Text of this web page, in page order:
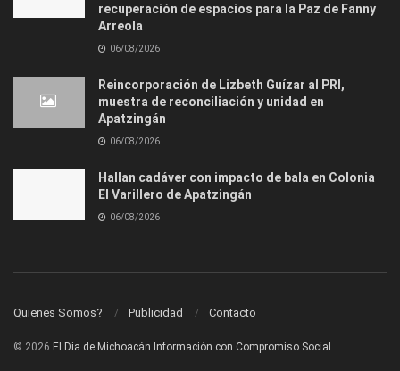
recuperación de espacios para la Paz de Fanny
Arreola
06/08/2026
Reincorporación de Lizbeth Guízar al PRI,
muestra de reconciliación y unidad en
Apatzingán
06/08/2026
Hallan cadáver con impacto de bala en Colonia
El Varillero de Apatzingán
06/08/2026
Quienes Somos? Publicidad Contacto
© 2026 El Dia de Michoacán Información con Compromiso Social.